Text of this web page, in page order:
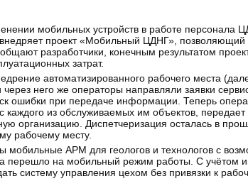
мобильных устройств в работе
проект «Мобильный ЦДНГ»,
разработчики, конечным результатом
затрат.
автоматизированного рабочего места
через него же операторы направляли заявки
ошибки при передаче информации. Теперь
из обслуживаемых им объектов,
организацию. Диспетчеризация осталась в
рабочему месту.
мобильные АРМ для геологов и технологов с
перешло на мобильный режим работы. С
систему управления цехом без привязки к